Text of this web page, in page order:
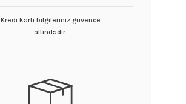
Kredi kartı bilgileriniz güvence
altındadır.